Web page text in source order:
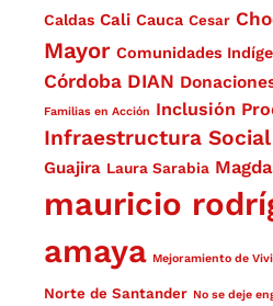
Caldas Cali Cauca Cesar
Mayor Comunidades
Córdoba DIAN
Familias en Acción Inclusión
Infraestructura Social
Guajira Laura Sarabia
mauricio
amaya Mejoramiento de
Norte de Santander No se deje